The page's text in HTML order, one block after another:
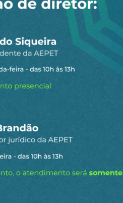
notícia encontrada.
em
Ao clicar em “Cadastrar” você